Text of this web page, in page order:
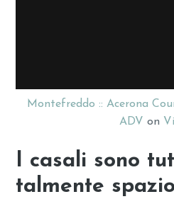
Montefreddo :: Acerona
ADV on
I casali sono
talmente